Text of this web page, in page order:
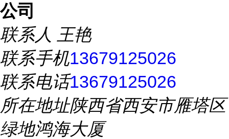
公司
联系人 王艳
联系手机13679125026
联系电话13679125026
所在地址陕西省西安市雁塔区
绿地鸿海大厦